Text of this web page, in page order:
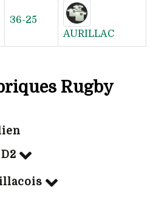
36-25
AURILLAC
Rugby